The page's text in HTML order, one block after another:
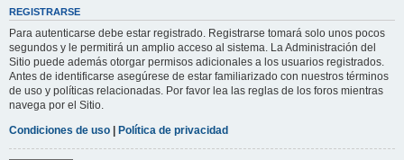
REGISTRARSE
Para autenticarse debe estar registrado. Registrarse tomará solo unos pocos
segundos y le permitirá un amplio acceso al sistema. La Administración del
Sitio puede además otorgar permisos adicionales a los usuarios registrados.
Antes de identificarse asegúrese de estar familiarizado con nuestros términos
de uso y políticas relacionadas. Por favor lea las reglas de los foros mientras
navega por el Sitio.
Condiciones de uso | Política de privacidad